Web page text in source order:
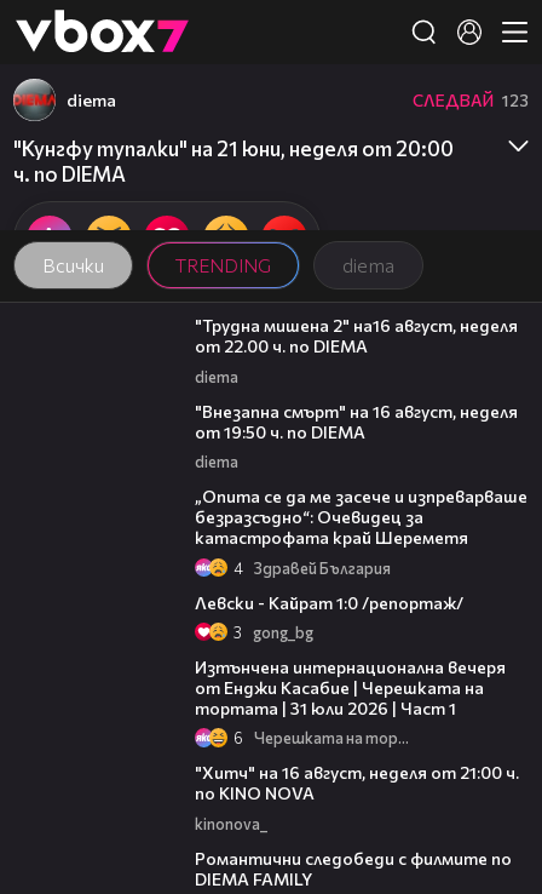
👾
Всички TRENDING diema
diema СЛЕДВАЙ 123
"Кунгфу тупалки" на 21 юни, неделя от 20:00
ч. по DIEMA
00:31
"Трудна мишена 2" на16 август, неделя
от 22.00 ч. по DIEMA
diema
"Внезапна смърт" на 16 август, неделя
от 19:50 ч. по DIEMA
diema
„Опита се да ме засече и изпреварваше
безразсъдно“: Очевидец за
катастрофата край Шереметя
4 Здравей България
Левски - Кайрат 1:0 /репортаж/
3 gong_bg
Изтънчена интернационална вечеря
от Енджи Касабие | Черешката на
тортата | 31 юли 2026 | Част 1
6 Черешката на тортата
"Хитч" на 16 август, неделя от 21:00 ч.
по KINO NOVA
kinonova_
Романтични следобеди с филмите по
DIEMA FAMILY